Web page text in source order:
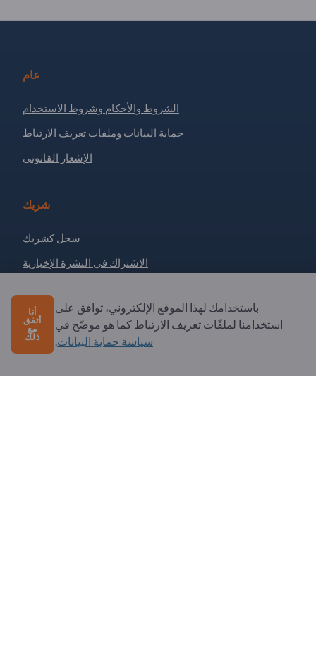
عام
الشروط والأحكام وشروط الاستخدام
حماية البيانات وملفات تعريف الارتباط
الإشعار القانوني
شريك
سجل كشريك
الاشتراك في النشرة الإخبارية
لديك أسئلة؟
الأسئلة الشائعة
باستخدامك لهذا الموقع الإلكتروني، توافق على
استخدامنا لملفّات تعريف الارتباط كما هو موضّح في
سياسة حماية البيانات.
أنا
أتفق
مع
ذلك